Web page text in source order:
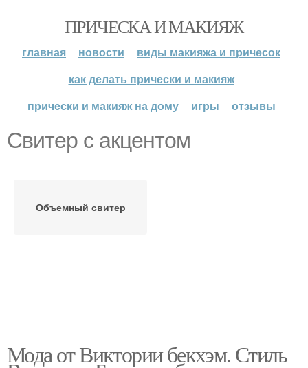
ПРИЧЕСКА И МАКИЯЖ
главная новости
виды макияжа и причесок
как делать прически и макияж
прически и макияж на дому
игры отзывы
Свитер с акцентом
Объемный свитер
Мода от Виктории бекхэм. Стиль